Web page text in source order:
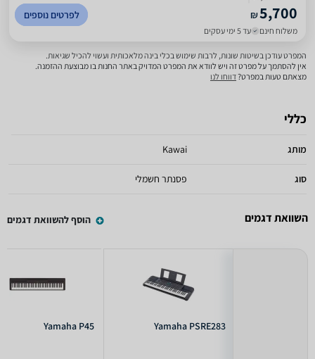
₪5,700
משלוח חינם עד 5 ימי עסקים
לפרטים נוספים
המפרט עודכן בשיטות שונות, לרבות שימוש בכלי בינה מלאכותית ועשוי להכיל שגיאות.
אין להסתמך על מפרט זה ויש לוודא את המפרט המדויק באתר החנות בו מבוצעת ההזמנה.
מצאתם טעות במפרט?דווחו לנו
כללי
מותג Kawai
סוג פסנתר חשמלי
השוואת דגמים הוסף להשוואת דגמים
Yamaha PSRE283
Yamaha P45